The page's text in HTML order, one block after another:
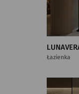
Łazienka